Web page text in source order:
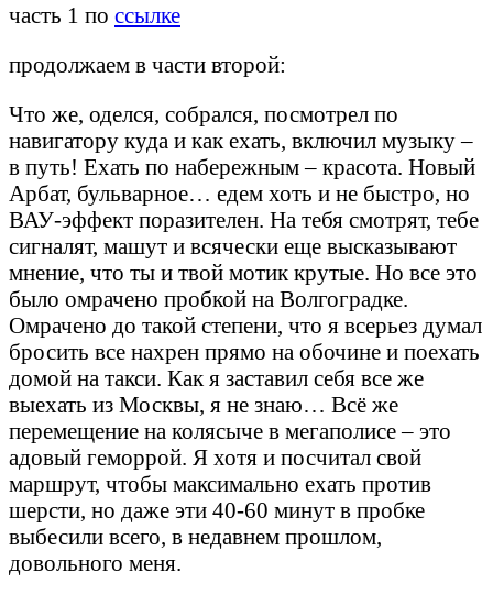
часть 1 по ссылке
продолжаем в части второй:
Что же, оделся, собрался, посмотрел по
навигатору куда и как ехать, включил музыку –
в путь! Ехать по набережным – красота. Новый
Арбат, бульварное… едем хоть и не быстро, но
ВАУ-эффект поразителен. На тебя смотрят, тебе
сигналят, машут и всячески еще высказывают
мнение, что ты и твой мотик крутые. Но все это
было омрачено пробкой на Волгоградке.
Омрачено до такой степени, что я всерьез думал
бросить все нахрен прямо на обочине и поехать
домой на такси. Как я заставил себя все же
выехать из Москвы, я не знаю… Всё же
перемещение на колясыче в мегаполисе – это
адовый геморрой. Я хотя и посчитал свой
маршрут, чтобы максимально ехать против
шерсти, но даже эти 40-60 минут в пробке
выбесили всего, в недавнем прошлом,
довольного меня.